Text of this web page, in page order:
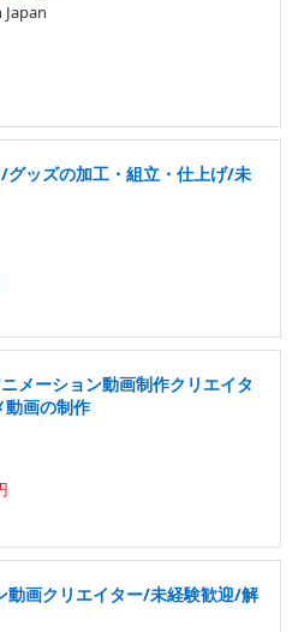
グッズの加工・組立・仕上げ/未
メーション動画制作クリエイタ
画の制作
動画クリエイター/未経験歓迎/解